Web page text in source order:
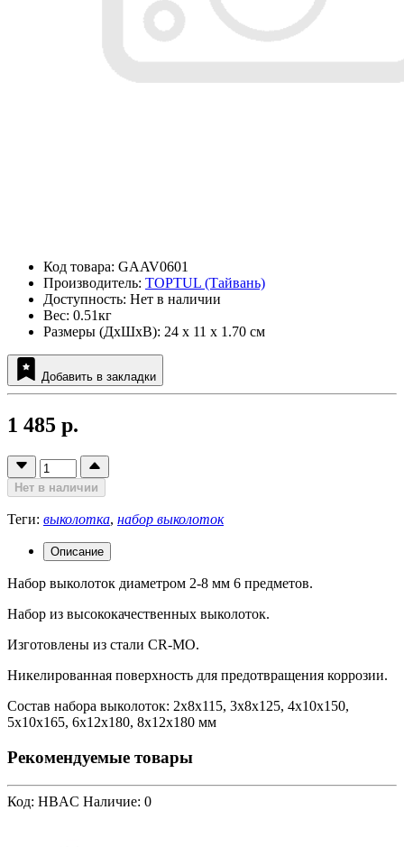
Код товара: GAAV0601
Производитель: TOPTUL (Тайвань)
Доступность: Нет в наличии
Вес: 0.51кг
Размеры (ДxШxВ): 24 x 11 x 1.70 см
Добавить в закладки
1 485 р.
Нет в наличии
Теги: выколотка, набор выколоток
Описание
Набор выколоток диаметром 2-8 мм 6 предметов.
Набор из высококачественных выколоток.
Изготовлены из стали CR-MO.
Никелированная поверхность для предотвращения коррозии.
Состав набора выколоток: 2x8x115, 3x8x125, 4x10x150,
5x10x165, 6x12x180, 8x12x180 мм
Рекомендуемые товары
Код: HBAC Наличие: 0